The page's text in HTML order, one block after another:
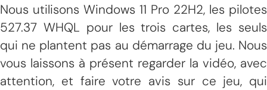
Nous utilisons Windows 11 Pro 22H2, les pilotes
527.37 WHQL pour les trois cartes, les seuls
qui ne plantent pas au démarrage du jeu. Nous
vous laissons à présent regarder la vidéo, avec
attention, et faire votre avis sur ce jeu, qui